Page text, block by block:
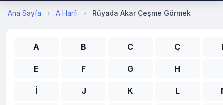
Ana Sayfa › A Harfi › Rüyada Akar Çeşme Görmek
A B C Ç
E F G H
İ J K L